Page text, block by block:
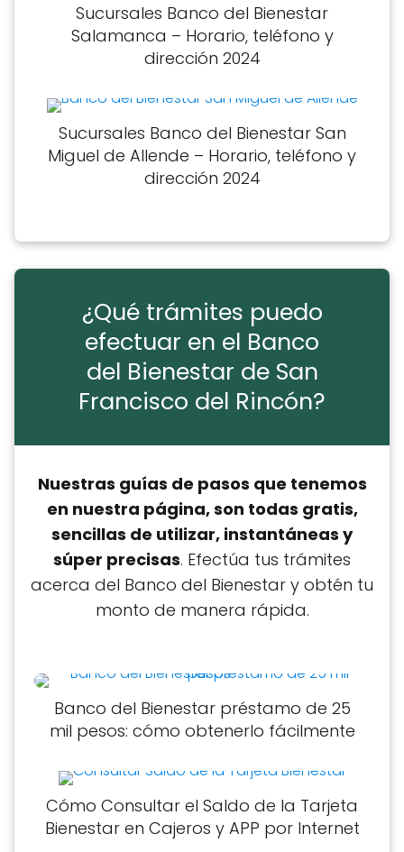
Sucursales Banco del Bienestar
Salamanca – Horario, teléfono y
dirección 2024
Sucursales Banco del Bienestar San
Miguel de Allende – Horario, teléfono y
dirección 2024
¿Qué trámites puedo
efectuar en el Banco
del Bienestar de San
Francisco del Rincón?
Nuestras guías de pasos que tenemos
en nuestra página, son todas gratis,
sencillas de utilizar, instantáneas y
súper precisas. Efectúa tus trámites
acerca del Banco del Bienestar y obtén tu
monto de manera rápida.
Banco del Bienestar préstamo de 25
mil pesos: cómo obtenerlo fácilmente
Cómo Consultar el Saldo de la Tarjeta
Bienestar en Cajeros y APP por Internet